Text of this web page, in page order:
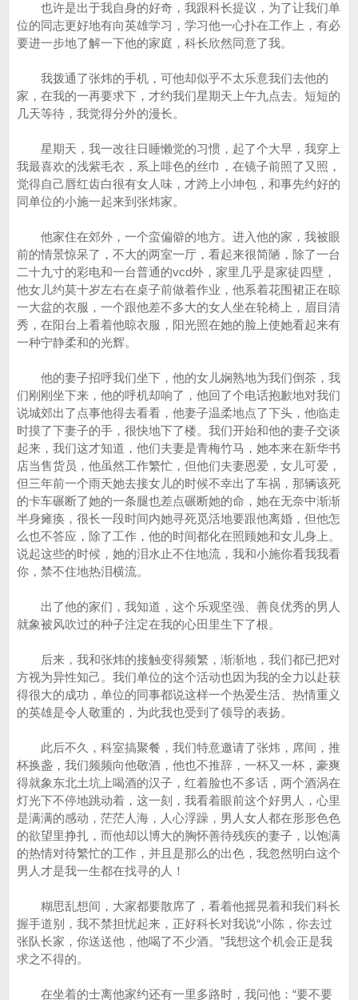
也许是出于我自身的好奇，我跟科长提议，为了让我们单
位的同志更好地有向英雄学习，学习他一心扑在工作上，有必
要进一步地了解一下他的家庭，科长欣然同意了我。
我拨通了张炜的手机，可他却似乎不太乐意我们去他的
家，在我的一再要求下，才约我们星期天上午九点去。短短的
几天等待，我觉得分外的漫长。
星期天，我一改往日睡懒觉的习惯，起了个大早，我穿上
我最喜欢的浅紫毛衣，系上啡色的丝巾，在镜子前照了又照，
觉得自己唇红齿白很有女人味，才跨上小坤包，和事先约好的
同单位的小施一起来到张炜家。
他家住在郊外，一个蛮偏僻的地方。进入他的家，我被眼
前的情景惊呆了，不大的两室一厅，看起来很简陋，除了一台
二十九寸的彩电和一台普通的vcd外，家里几乎是家徒四壁，
他女儿约莫十岁左右在桌子前做着作业，他系着花围裙正在晾
一大盆的衣服，一个跟他差不多大的女人坐在轮椅上，眉目清
秀，在阳台上看着他晾衣服，阳光照在她的脸上使她看起来有
一种宁静柔和的光辉。
他的妻子招呼我们坐下，他的女儿娴熟地为我们倒茶，我
们刚刚坐下来，他的呼机却响了，他回了个电话抱歉地对我们
说城郊出了点事他得去看看，他妻子温柔地点了下头，他临走
时摸了下妻子的手，很快地下了楼。我们开始和他的妻子交谈
起来，我们这才知道，他们夫妻是青梅竹马，她本来在新华书
店当售货员，他虽然工作繁忙，但他们夫妻恩爱，女儿可爱，
但三年前一个雨天她去接女儿的时候不幸出了车祸，那辆该死
的卡车碾断了她的一条腿也差点碾断她的命，她在无奈中渐渐
半身瘫痪，很长一段时间内她寻死觅活地要跟他离婚，但他怎
么也不答应，除了工作，他的时间都化在照顾她和女儿身上。
说起这些的时候，她的泪水止不住地流，我和小施你看我我看
你，禁不住地热泪横流。
出了他的家们，我知道，这个乐观坚强、善良优秀的男人
就象被风吹过的种子注定在我的心田里生下了根。
后来，我和张炜的接触变得频繁，渐渐地，我们都已把对
方视为异性知己。我们单位的这个活动也因为我的全力以赴获
得很大的成功，单位的同事都说这样一个热爱生活、热情重义
的英雄是令人敬重的，为此我也受到了领导的表扬。
此后不久，科室搞聚餐，我们特意邀请了张炜，席间，推
杯换盏，我们频频向他敬酒，他也不推辞，一杯又一杯，豪爽
得就象东北土坑上喝酒的汉子，红着脸也不多话，两个酒涡在
灯光下不停地跳动着，这一刻，我看着眼前这个好男人，心里
是满满的感动，茫茫人海，人心浮躁，男人女人都在形形色色
的欲望里挣扎，而他却以博大的胸怀善待残疾的妻子，以饱满
的热情对待繁忙的工作，并且是那么的出色，我忽然明白这个
男人才是我一生都在找寻的人！
糊思乱想间，大家都要散席了，看着他摇晃着和我们科长
握手道别，我不禁担忧起来，正好科长对我说“小陈，你去过
张队长家，你送送他，他喝了不少酒。”我想这个机会正是我
求之不得的。
在坐着的士离他家约还有一里多路时，我问他：“要不要